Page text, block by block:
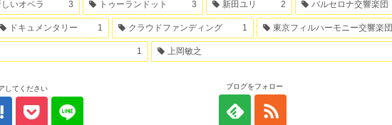
いオペラ 3 トゥーランドット 3 新田ユリ 2 バルセロナ交響楽団
ドキュメンタリー 1 クラウドファンディング 1 東京フィルハーモニー交響楽団
1 上岡敏之
してください ブログをフォロー